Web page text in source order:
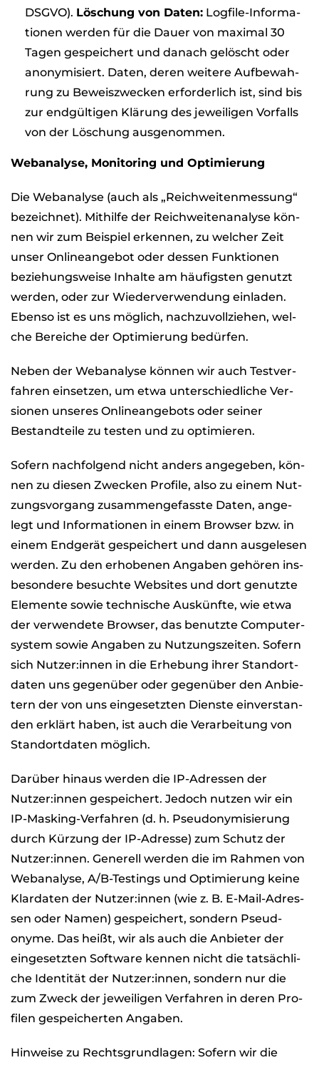
DSGVO). Löschung von Daten: Log­file-Infor­ma­
tio­nen wer­den für die Dauer von maxi­mal 30
Tagen gespei­chert und danach gelöscht oder
anony­mi­siert. Daten, deren wei­tere Auf­be­wah­
rung zu Beweis­zwe­cken erfor­der­lich ist, sind bis
zur end­gül­ti­gen Klä­rung des jewei­li­gen Vor­falls
von der Löschung aus­ge­nom­men.
Web­ana­lyse, Moni­to­ring und Opti­mie­rung
Die Web­ana­lyse (auch als „Reich­wei­ten­mes­sung“
bezeich­net). Mit­hilfe der Reich­wei­ten­ana­lyse kön­
nen wir zum Bei­spiel erken­nen, zu wel­cher Zeit
unser Online­an­ge­bot oder des­sen Funk­tio­nen
bezie­hungs­weise Inhalte am häu­figs­ten genutzt
wer­den, oder zur Wie­der­ver­wen­dung ein­la­den.
Ebenso ist es uns mög­lich, nach­zu­voll­zie­hen, wel­
che Berei­che der Opti­mie­rung bedür­fen.
Neben der Web­ana­lyse kön­nen wir auch Test­ver­
fah­ren ein­set­zen, um etwa unter­schied­li­che Ver­
sio­nen unse­res Online­an­ge­bots oder sei­ner
Bestand­teile zu tes­ten und zu opti­mie­ren.
Sofern nach­fol­gend nicht anders ange­ge­ben, kön­
nen zu die­sen Zwe­cken Pro­file, also zu einem Nut­
zungs­vor­gang zusam­men­ge­fasste Daten, ange­
legt und Infor­ma­tio­nen in einem Brow­ser bzw. in
einem End­ge­rät gespei­chert und dann aus­ge­le­sen
wer­den. Zu den erho­be­nen Anga­ben gehö­ren ins­
be­son­dere besuchte Web­sites und dort genutzte
Ele­mente sowie tech­ni­sche Aus­künfte, wie etwa
der ver­wen­dete Brow­ser, das benutzte Com­pu­ter­
sys­tem sowie Anga­ben zu Nut­zungs­zei­ten. Sofern
sich Nutzer:innen in die Erhe­bung ihrer Stand­ort­
da­ten uns gegen­über oder gegen­über den Anbie­
tern der von uns ein­ge­setz­ten Dienste ein­ver­stan­
den erklärt haben, ist auch die Ver­ar­bei­tung von
Stand­ort­da­ten mög­lich.
Dar­über hin­aus wer­den die IP-Adres­sen der
Nutzer:innen gespei­chert. Jedoch nut­zen wir ein
IP-Mas­king-Ver­fah­ren (d. h. Pseud­ony­mi­sie­rung
durch Kür­zung der IP-Adresse) zum Schutz der
Nutzer:innen. Gene­rell wer­den die im Rah­men von
Web­ana­lyse, A/B-Test­ings und Opti­mie­rung keine
Klar­da­ten der Nutzer:innen (wie z. B. E-Mail-Adres­
sen oder Namen) gespei­chert, son­dern Pseud­
onyme. Das heißt, wir als auch die Anbie­ter der
ein­ge­setz­ten Soft­ware ken­nen nicht die tat­säch­li­
che Iden­ti­tät der Nutzer:innen, son­dern nur die
zum Zweck der jewei­li­gen Ver­fah­ren in deren Pro­
fi­len gespei­cher­ten Anga­ben.
Hin­weise zu Rechts­grund­la­gen: Sofern wir die